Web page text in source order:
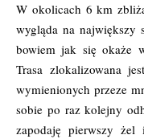
W okolicach 6 km
wygląda na największy
bowiem jak się okaże
Trasa zlokalizowana
wymienionych przeze
sobie po raz kolejny
zapodaję pierwszy żel